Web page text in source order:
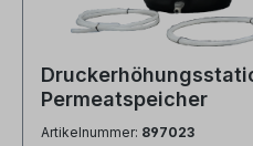
Permeatspeicher
Artikelnummer: 897023